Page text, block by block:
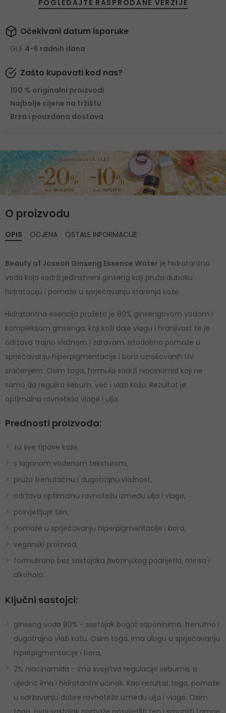
POGLEDAJTE RASPRODANE VERZIJE
Očekivani datum isporuke
GLS 4-6 radnih dana
Zašto kupovati kod nas?
100 % originalni proizvodi
Najbolje cijene na tržištu
Brza i pouzdana dostava
O proizvodu
OPIS
Beauty of Joseon Ginseng Essence Water je hidratantna
voda koja sadrži jedinstveni ginseng koji pruža duboku
hidrataciju i pomaže u sprječavanju starenja kože.
Hidratantna esencija prožeta je 80% ginsengovom vodom i
kompleksom ginsenga, koji koži daje vlagu i hranjivost te je
održava trajno vlažnom i zdravom. Istodobno pomaže u
sprječavanju hiperpigmentacije i bora uzrokovanih UV
zračenjem. Osim toga, formula sadrži niacinamid koji ne
samo da regulira sebum, već i vlaži kožu. Rezultat je
optimalna ravnoteža vlage i ulja.
Prednosti proizvoda:
za sve tipove kože,
s laganom vodenom teksturom,
pruža trenutačnu i dugotrajnu vlažnost,
održava optimalnu ravnotežu između ulja i vlage,
posvjetljuje ten,
pomaže u sprječavanju hiperpigmentacije i bora,
veganski proizvod,
formulirano bez sastojaka životinjskog podrijetla, mirisa i
alkohola.
Ključni sastojci:
ginseng voda 80% - sastojak bogat saponinima, trenutno i
dugotrajno vlaži kožu. Osim toga, ima ulogu u sprječavanju
hiperpigmentacije i bora,
2% niacinamida - ima svojstva regulacije sebuma, a
ujedno ima i hidratantni učinak. Kao rezultat toga, pomaže
u održavanju dobre ravnoteže između ulja i vlage. Osim
OCJENA OSTALE INFORMACIJE